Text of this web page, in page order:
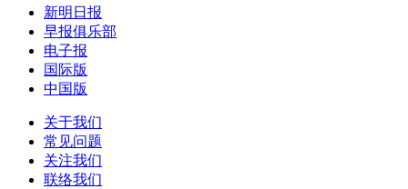
新明日报
早报俱乐部
电子报
国际版
中国版
关于我们
常见问题
关注我们
联络我们